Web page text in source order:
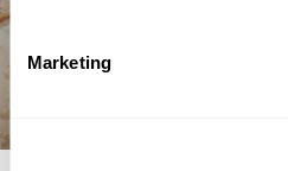
Marketing